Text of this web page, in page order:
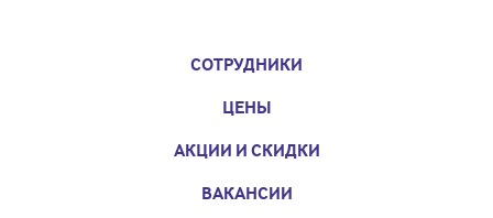
СОТРУДНИКИ
ЦЕНЫ
АКЦИИ И СКИДКИ
ВАКАНСИИ